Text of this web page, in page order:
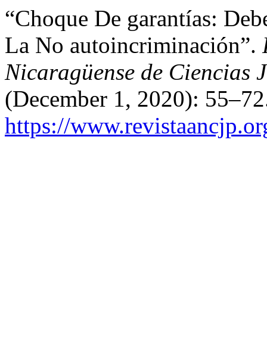
“Choque De garantías:
La No autoincriminación”.
Nicaragüense de Ciencias
(December 1, 2020):
https://